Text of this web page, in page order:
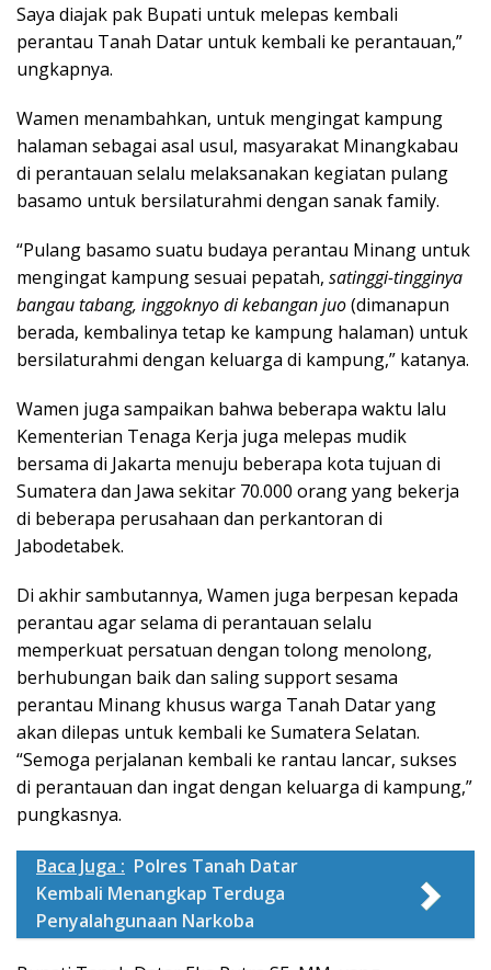
Saya diajak pak Bupati untuk melepas kembali
perantau Tanah Datar untuk kembali ke perantauan,”
ungkapnya.
Wamen menambahkan, untuk mengingat kampung
halaman sebagai asal usul, masyarakat Minangkabau
di perantauan selalu melaksanakan kegiatan pulang
basamo untuk bersilaturahmi dengan sanak family.
“Pulang basamo suatu budaya perantau Minang untuk
mengingat kampung sesuai pepatah, satinggi-tingginya
bangau tabang, inggoknyo di kebangan juo(dimanapun
berada, kembalinya tetap ke kampung halaman) untuk
bersilaturahmi dengan keluarga di kampung,” katanya.
Wamen juga sampaikan bahwa beberapa waktu lalu
Kementerian Tenaga Kerja juga melepas mudik
bersama di Jakarta menuju beberapa kota tujuan di
Sumatera dan Jawa sekitar 70.000 orang yang bekerja
di beberapa perusahaan dan perkantoran di
Jabodetabek.
Di akhir sambutannya, Wamen juga berpesan kepada
perantau agar selama di perantauan selalu
memperkuat persatuan dengan tolong menolong,
berhubungan baik dan saling support sesama
perantau Minang khusus warga Tanah Datar yang
akan dilepas untuk kembali ke Sumatera Selatan.
“Semoga perjalanan kembali ke rantau lancar, sukses
di perantauan dan ingat dengan keluarga di kampung,”
pungkasnya.
Baca Juga : Polres Tanah Datar
Kembali Menangkap Terduga
Penyalahgunaan Narkoba